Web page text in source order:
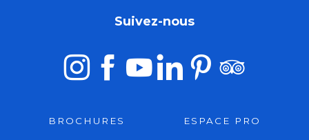
Suivez-nous
BROCHURES ESPACE PRO